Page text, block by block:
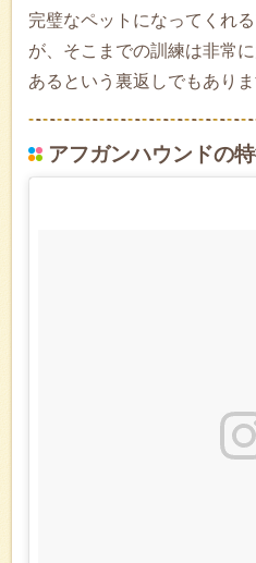
完璧なペットになってくれ
が、そこまでの訓練は非常
あるという裏返しでもありま
アフガンハウンドの